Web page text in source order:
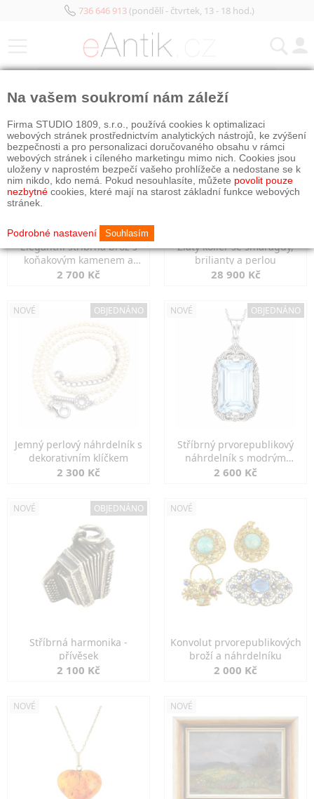
736 646 913(pondělí - čtvrtek, 13 - 18 hod.)
Elegantní stříbrná brož s
koňakovým kamenem a
markazity
2 700 Kč
Zlatý kolier se smaragdy,
brilianty a perlou
28 900 Kč
NOVÉ OBJEDNÁNO
Jemný perlový náhrdelník s
dekorativním klíčkem
2 300 Kč
NOVÉ OBJEDNÁNO
Stříbrný prvorepublikový
náhrdelník s modrým
spinelem
2 600 Kč
NOVÉ OBJEDNÁNO
Stříbrná harmonika -
přívěsek
2 100 Kč
NOVÉ
Konvolut prvorepublikových
broží a náhrdelníku
2 000 Kč
NOVÉ NOVÉ
Na vašem soukromí nám záleží
Firma STUDIO 1809, s.r.o., používá cookies k optimalizaci
webových stránek prostřednictvím analytických nástrojů, ke zvýšení
bezpečnosti a pro personalizaci doručovaného obsahu v rámci
webových stránek i cíleného marketingu mimo nich. Cookies jsou
uloženy v naprostém bezpečí vašeho prohlížeče a nedostane se k
nim nikdo, kdo nemá. Pokud nesouhlasíte, můžete povolit pouze
nezbytné cookies, které mají na starost základní funkce webových
stránek.
Podrobné nastavení Souhlasím